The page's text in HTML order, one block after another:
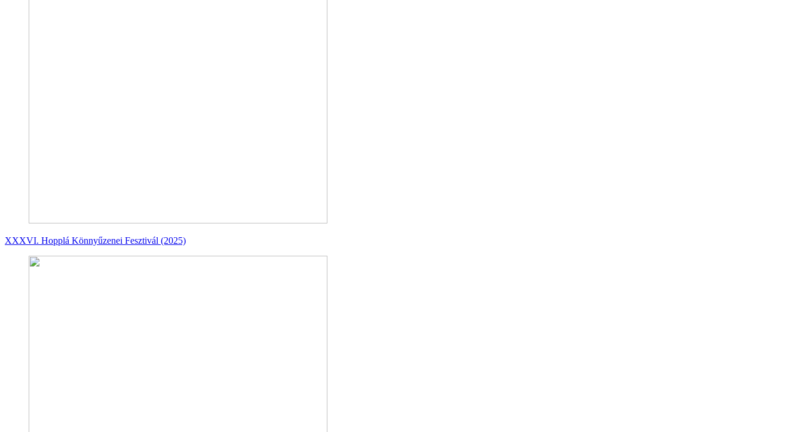
XXXVI. Hopplá Könnyűzenei Fesztivál (2025)